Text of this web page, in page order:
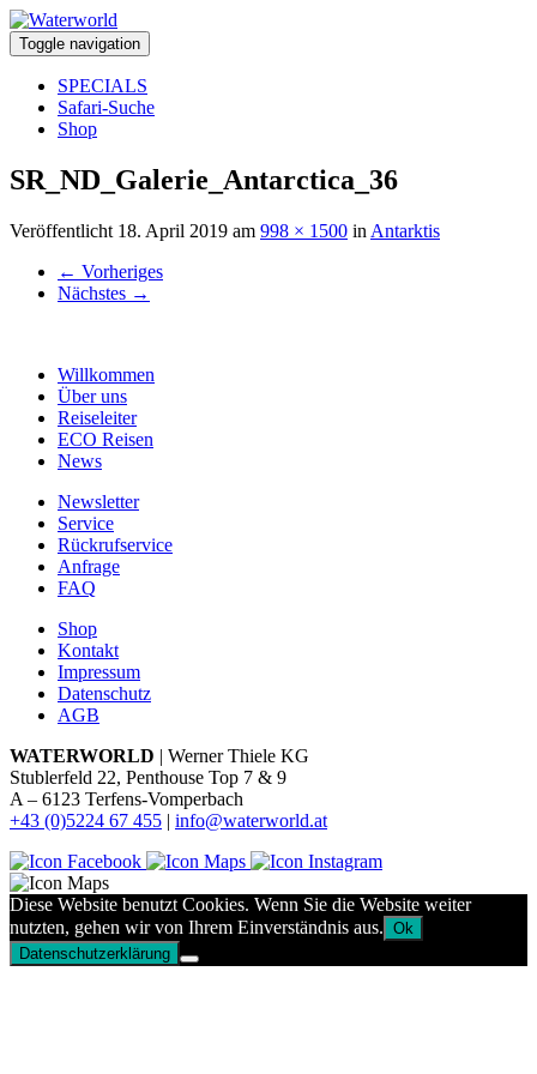
Toggle navigation
SPECIALS
Safari-Suche
Shop
SR_ND_Galerie_Antarctica_36
Veröffentlicht 18. April 2019 am 998 × 1500 in Antarktis
← Vorheriges
Nächstes →
Willkommen
Über uns
Reiseleiter
ECO Reisen
News
Newsletter
Service
Rückrufservice
Anfrage
FAQ
Shop
Kontakt
Impressum
Datenschutz
AGB
WATERWORLD | Werner Thiele KG
Stublerfeld 22, Penthouse Top 7 & 9
A – 6123 Terfens-Vomperbach
+43 (0)5224 67 455 | info@waterworld.at
Diese Website benutzt Cookies. Wenn Sie die Website weiter
nutzten, gehen wir von Ihrem Einverständnis aus. Ok
Datenschutzerklärung